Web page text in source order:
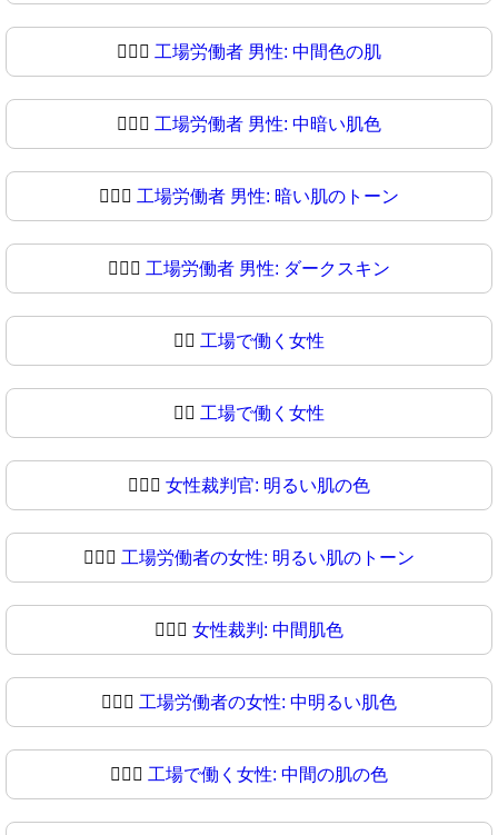
👨🏾‍⚖️ 工場労働者 男性: 中間色の肌
👨🏾‍⚖ 工場労働者 男性: 中暗い肌色
👨🏿‍⚖️ 工場労働者 男性: 暗い肌のトーン
👨🏿‍⚖ 工場労働者 男性: ダークスキン
👩‍⚖️ 工場で働く女性
👩‍⚖ 工場で働く女性
👩🏻‍⚖️ 女性裁判官: 明るい肌の色
👩🏻‍⚖ 工場労働者の女性: 明るい肌のトーン
👩🏼‍⚖️ 女性裁判: 中間肌色
👩🏼‍⚖ 工場労働者の女性: 中明るい肌色
👩🏽‍⚖️ 工場で働く女性: 中間の肌の色